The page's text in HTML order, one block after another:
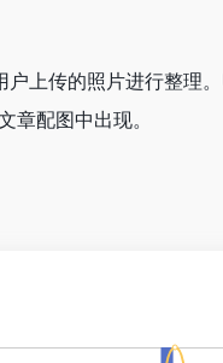
上传的照片进行整理
配图中出现。